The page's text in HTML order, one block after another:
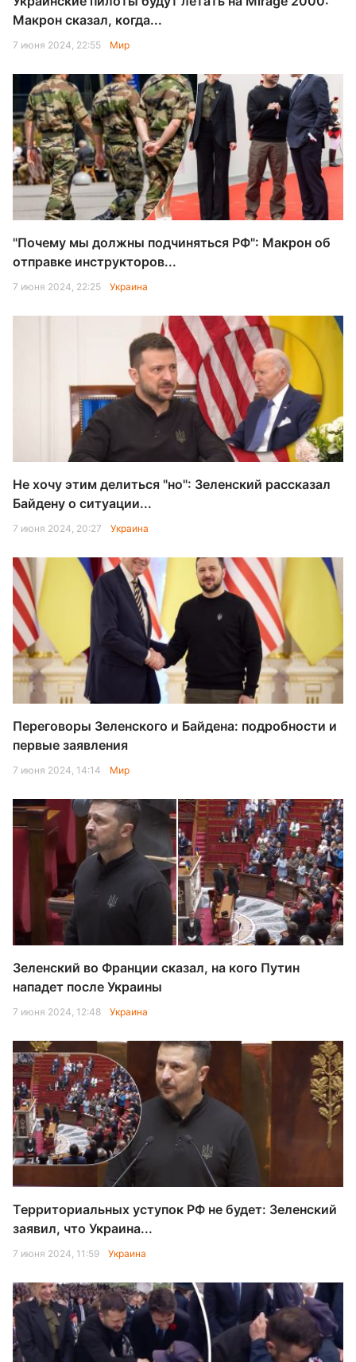
Макрон сказал, когда...
7 июня 2024, 22:55 Мир
"Почему мы должны подчиняться РФ": Макрон об
отправке инструкторов...
7 июня 2024, 22:25 Украина
Не хочу этим делиться "но": Зеленский рассказал
Байдену о ситуации...
7 июня 2024, 20:27 Украина
Переговоры Зеленского и Байдена: подробности и
первые заявления
7 июня 2024, 14:14 Мир
Зеленский во Франции сказал, на кого Путин
нападет после Украины
7 июня 2024, 12:48 Украина
Территориальных уступок РФ не будет: Зеленский
заявил, что Украина...
7 июня 2024, 11:59 Украина